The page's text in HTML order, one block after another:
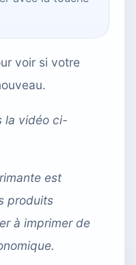
voir si votre
la vidéo ci-
est
produits
à imprimer de